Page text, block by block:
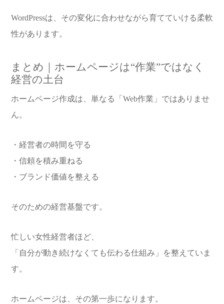
WordPressは、その変化に合わせながら育てていける柔軟
性があります。
まとめ｜ホームページは“作業”ではなく
経営の土台
ホームページ作成は、単なる「Web作業」ではありませ
ん。
・経営者の時間を守る
・信頼を積み重ねる
・ブランド価値を整える
そのための経営基盤です。
忙しい女性経営者ほど、
「自分が動き続けなくても伝わる仕組み」を整えていま
す。
ホームページは、その第一歩になります。